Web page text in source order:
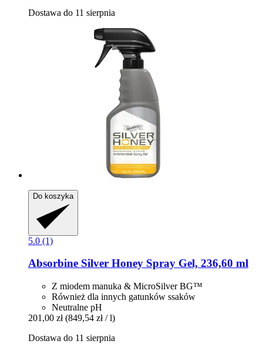
Dostawa do 11 sierpnia
Do koszyka
5.0 (1)
Absorbine Silver Honey Spray Gel, 236,60 ml
Z miodem manuka & MicroSilver BG™
Również dla innych gatunków ssaków
Neutralne pH
201,00 zł (849,54 zł / l)
Dostawa do 11 sierpnia